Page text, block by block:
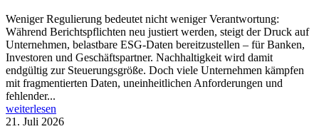
Weniger Regulierung bedeutet nicht weniger Verantwortung:
Während Berichtspflichten neu justiert werden, steigt der Druck auf
Unternehmen, belastbare ESG-Daten bereitzustellen – für Banken,
Investoren und Geschäftspartner. Nachhaltigkeit wird damit
endgültig zur Steuerungsgröße. Doch viele Unternehmen kämpfen
mit fragmentierten Daten, uneinheitlichen Anforderungen und
fehlender...
weiterlesen
21. Juli 2026